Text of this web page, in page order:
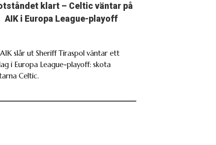
klart – Celtic väntar på
AIK i Europa League-playoff
slår ut Sheriff Tiraspol väntar ett
i Europa League-playoff: skota
Celtic.